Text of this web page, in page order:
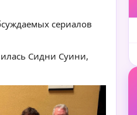
сериалов
Сидни Суини,